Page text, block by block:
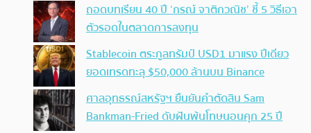
ถอดบทเรียน 40 ปี ‘กรณ์ จาติกวณิช’ ชี้ 5 วิธีเอา
ตัวรอดในตลาดการลงทุน
Stablecoin ตระกูลทรัมป์ USD1 มาแรง ปีเดียว
ยอดเทรดทะลุ $50,000 ล้านบน Binance
ศาลอุทธรณ์สหรัฐฯ ยืนยันคำตัดสิน Sam
Bankman-Fried ดับฝันพ้นโทษนอนคุก 25 ปี